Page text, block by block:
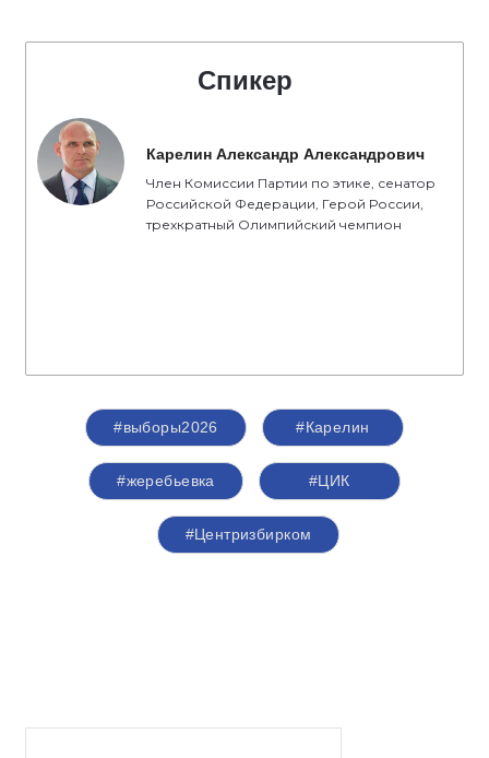
Спикер
Карелин Александр Александрович
Член Комиссии Партии по этике, сенатор
Российской Федерации, Герой России,
трехкратный Олимпийский чемпион
#выборы2026 #Карелин
#жеребьевка #ЦИК
#Центризбирком